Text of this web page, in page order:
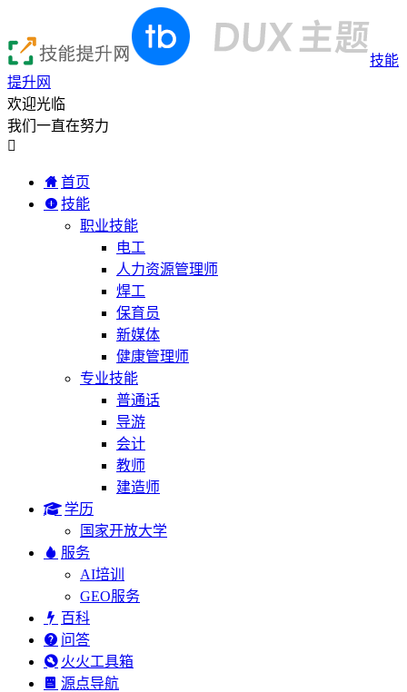
技能
提升网
欢迎光临
我们一直在努力

首页
技能
职业技能
电工
人力资源管理师
焊工
保育员
新媒体
健康管理师
专业技能
普通话
导游
会计
教师
建造师
学历
国家开放大学
服务
AI培训
GEO服务
百科
问答
火火工具箱
源点导航